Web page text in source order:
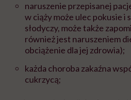
naruszenie przepisanej
w ciąży może ulec pokusie i
słodyczy, może także
również jest naruszeniem
obciążenie dla jej zdrowia);
każda choroba zakaźna
cukrzycą;